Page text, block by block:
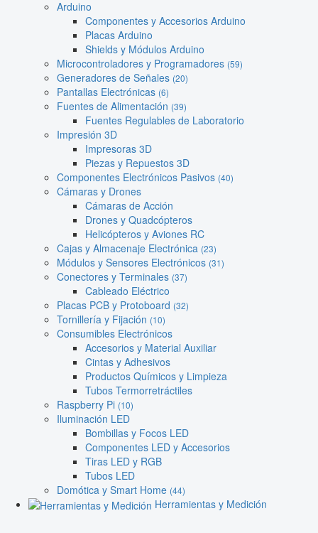
Arduino
Componentes y Accesorios Arduino
Placas Arduino
Shields y Módulos Arduino
Microcontroladores y Programadores (59)
Generadores de Señales (20)
Pantallas Electrónicas (6)
Fuentes de Alimentación (39)
Fuentes Regulables de Laboratorio
Impresión 3D
Impresoras 3D
Piezas y Repuestos 3D
Componentes Electrónicos Pasivos (40)
Cámaras y Drones
Cámaras de Acción
Drones y Quadcópteros
Helicópteros y Aviones RC
Cajas y Almacenaje Electrónica (23)
Módulos y Sensores Electrónicos (31)
Conectores y Terminales (37)
Cableado Eléctrico
Placas PCB y Protoboard (32)
Tornillería y Fijación (10)
Consumibles Electrónicos
Accesorios y Material Auxiliar
Cintas y Adhesivos
Productos Químicos y Limpieza
Tubos Termorretráctiles
Raspberry Pi (10)
Iluminación LED
Bombillas y Focos LED
Componentes LED y Accesorios
Tiras LED y RGB
Tubos LED
Domótica y Smart Home (44)
Herramientas y Medición